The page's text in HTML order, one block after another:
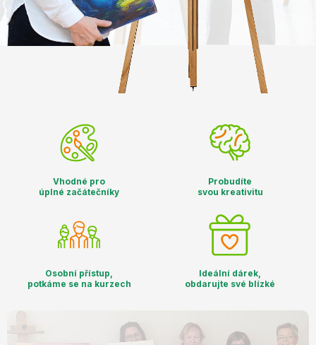
Vhodné pro
úplné začátečníky
Probudíte
svou kreativitu
Osobní přístup,
potkáme se na kurzech
Ideální dárek,
obdarujte své blízké